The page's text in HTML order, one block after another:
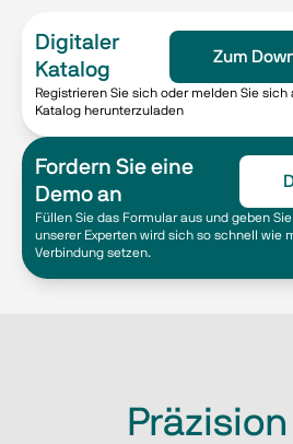
Digitaler
Katalog
Zum
Registrieren Sie sich oder melden Sie
Katalog herunterzuladen
Fordern Sie eine
Demo an
Füllen Sie das Formular aus und geben
unserer Experten wird sich so schnell wie
Verbindung setzen.